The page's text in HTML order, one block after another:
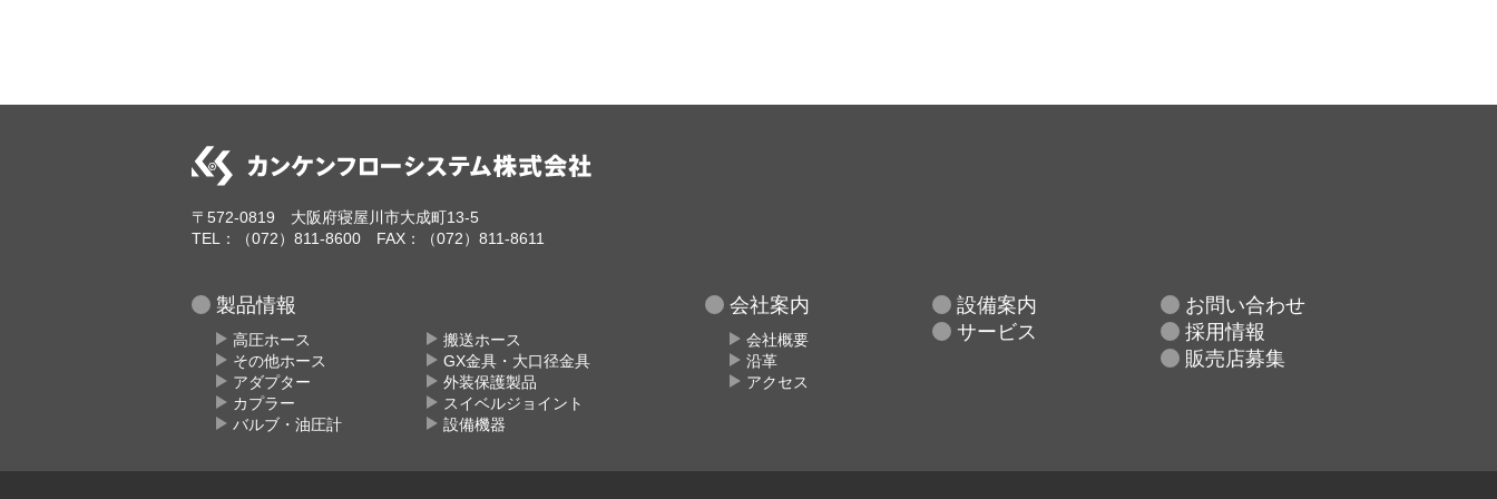
〒572-0819 大阪府寝屋川市大成町13-5
TEL：（072）811-8600 FAX：（072）811-8611
製品情報
高圧ホース
搬送ホース
その他ホース
GX金具・大口径金具
アダプター
外装保護製品
カプラー
スイベルジョイント
バルブ・油圧計
設備機器
会社案内
会社概要
沿革
アクセス
設備案内
サービス
お問い合わせ
採用情報
販売店募集